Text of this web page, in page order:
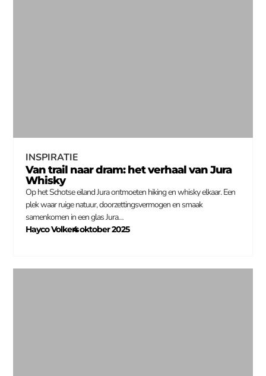
INSPIRATIE
Van trail naar dram: het verhaal van Jura
Whisky
Op het Schotse eiland Jura ontmoeten hiking en whisky elkaar. Een
plek waar ruige natuur, doorzettingsvermogen en smaak
samenkomen in een glas Jura…
Hayco Volkers
–
4 oktober 2025